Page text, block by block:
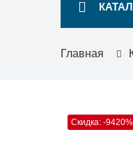
Главная
Скидка: -9420%